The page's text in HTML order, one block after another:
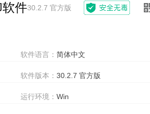
件30.2.7 官方版
软件语言：简体中文
软件版本：30.2.7 官方版
运行环境：Win